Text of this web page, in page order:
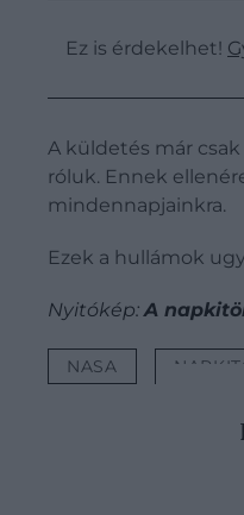
Ez is érdekelhet!
A küldetés már
róluk. Ennek
mindennapjainkra.
Ezek a hullámok
Nyitókép: A
NASA